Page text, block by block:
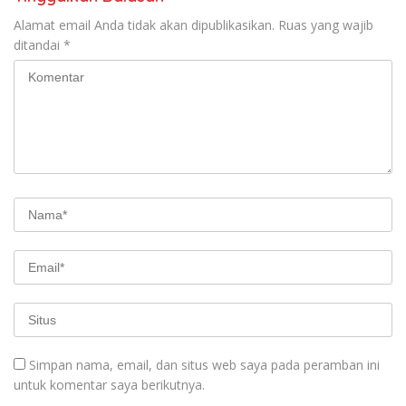
mendapatkan sumber air
bersih, dan dirinya juga
menyampaikan apresiasi
atas bantuan air bersih yang
Alamat email Anda tidak akan dipublikasikan. Ruas yang wajib
ditandai *
Simpan nama, email, dan situs web saya pada peramban ini
untuk komentar saya berikutnya.